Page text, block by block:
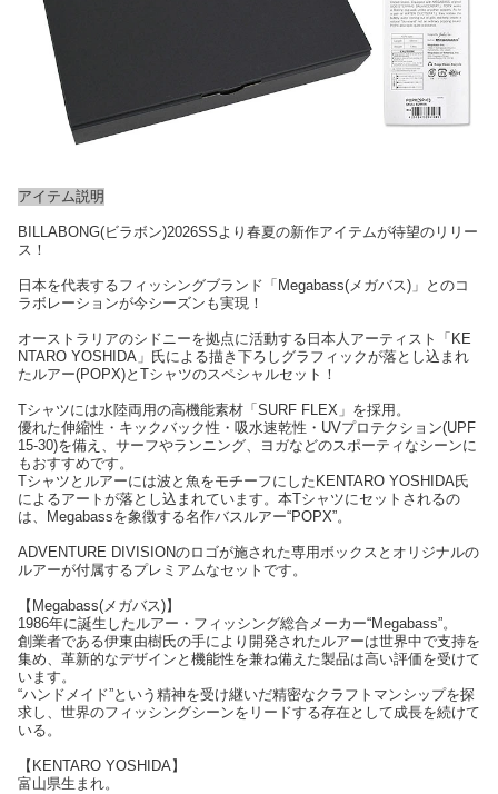
アイテム説明
BILLABONG(ビラボン)2026SSより春夏の新作アイテムが待望のリリー
ス！
日本を代表するフィッシングブランド「Megabass(メガバス)」とのコ
ラボレーションが今シーズンも実現！
オーストラリアのシドニーを拠点に活動する日本人アーティスト「KE
NTARO YOSHIDA」氏による描き下ろしグラフィックが落とし込まれ
たルアー(POPX)とTシャツのスペシャルセット！
Tシャツには水陸両用の高機能素材「SURF FLEX」を採用。
優れた伸縮性・キックバック性・吸水速乾性・UVプロテクション(UPF
15-30)を備え、サーフやランニング、ヨガなどのスポーティなシーンに
もおすすめです。
Tシャツとルアーには波と魚をモチーフにしたKENTARO YOSHIDA氏
によるアートが落とし込まれています。本Tシャツにセットされるの
は、Megabassを象徴する名作バスルアー“POPX”。
ADVENTURE DIVISIONのロゴが施された専用ボックスとオリジナルの
ルアーが付属するプレミアムなセットです。
【Megabass(メガバス)】
1986年に誕生したルアー・フィッシング総合メーカー“Megabass”。
創業者である伊東由樹氏の手により開発されたルアーは世界中で支持を
集め、革新的なデザインと機能性を兼ね備えた製品は高い評価を受けて
います。
“ハンドメイド”という精神を受け継いだ精密なクラフトマンシップを探
求し、世界のフィッシングシーンをリードする存在として成長を続けて
いる。
【KENTARO YOSHIDA】
富山県生まれ。